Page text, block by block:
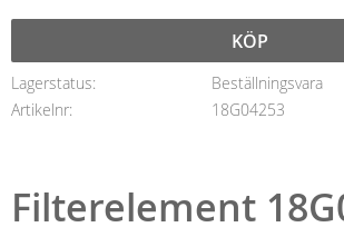
KÖP
Lagerstatus
Beställningsvara
Artikelnr
18G04253
Filterelement